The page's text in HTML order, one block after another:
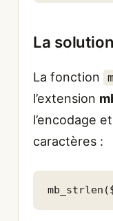
La
La fonction
l’extension
l’encodage
caractères :